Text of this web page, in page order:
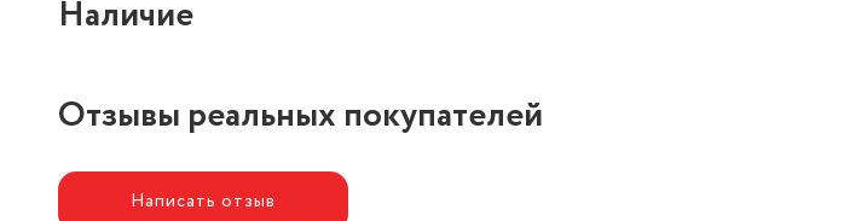
Наличие
Отзывы реальных покупателей
Написать отзыв